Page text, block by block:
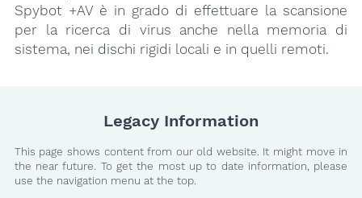
Spybot +AV è in grado di effettuare la scansione
per la ricerca di virus anche nella memoria di
sistema, nei dischi rigidi locali e in quelli remoti.
Legacy Information
This page shows content from our old website. It might move in
the near future. To get the most up to date information, please
use the navigation menu at the top.